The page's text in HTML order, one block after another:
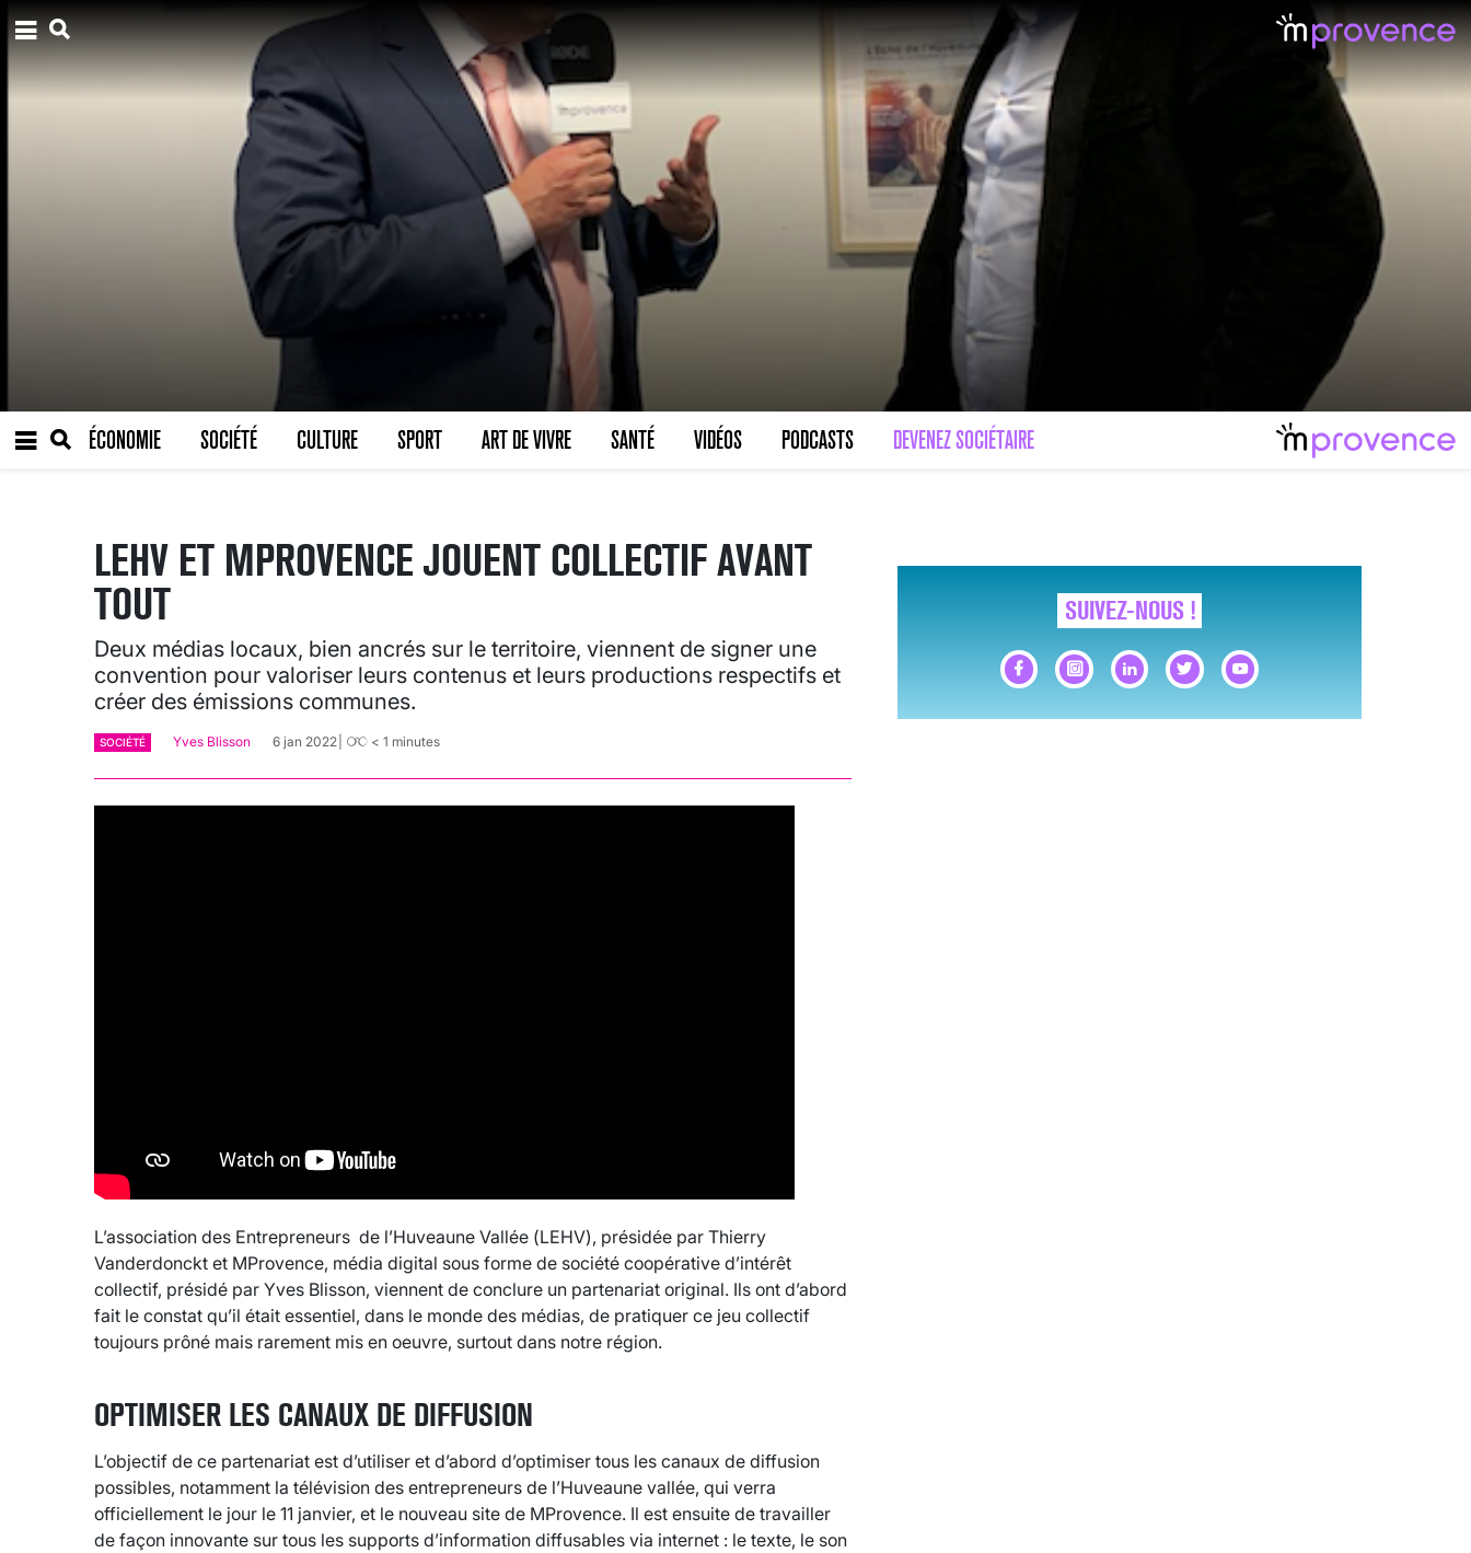
ÉCONOMIE SOCIÉTÉ CULTURE SPORT ART DE VIVRE SANTÉ VIDÉOS PODCASTS DEVENEZ SOCIÉTAIRE
LEHV ET MPROVENCE JOUENT COLLECTIF AVANT
TOUT
Deux médias locaux, bien ancrés sur le territoire, viennent de signer une
convention pour valoriser leurs contenus et leurs productions respectifs et
créer des émissions communes.
SOCIÉTÉ Yves Blisson 6 jan 2022 < 1 minutes
L’association des Entrepreneurs de l’Huveaune Vallée (LEHV), présidée par Thierry
Vanderdonckt et MProvence, média digital sous forme de société coopérative d’intérêt
collectif, présidé par Yves Blisson, viennent de conclure un partenariat original. Ils ont d’abord
fait le constat qu’il était essentiel, dans le monde des médias, de pratiquer ce jeu collectif
toujours prôné mais rarement mis en oeuvre, surtout dans notre région.
OPTIMISER LES CANAUX DE DIFFUSION
L’objectif de ce partenariat est d’utiliser et d’abord d’optimiser tous les canaux de diffusion
possibles, notamment la télévision des entrepreneurs de l’Huveaune vallée, qui verra
officiellement le jour le 11 janvier, et le nouveau site de MProvence. Il est ensuite de travailler
de façon innovante sur tous les supports d’information diffusables via internet : le texte, le son
SUIVEZ-NOUS !